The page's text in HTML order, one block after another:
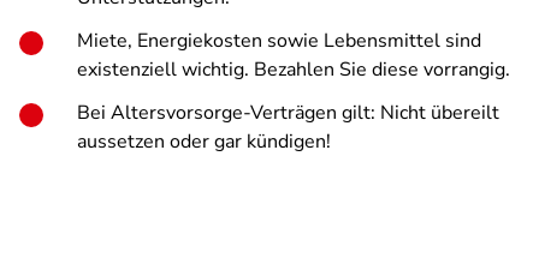
Miete, Energiekosten sowie Lebensmittel sind
existenziell wichtig. Bezahlen Sie diese vorrangig.
Bei Altersvorsorge-Verträgen gilt: Nicht übereilt
aussetzen oder gar kündigen!